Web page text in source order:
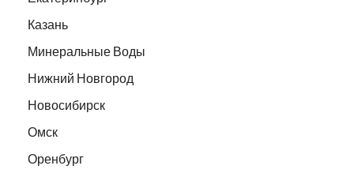
Казань
Минеральные Воды
Нижний Новгород
Новосибирск
Омск
Оренбург